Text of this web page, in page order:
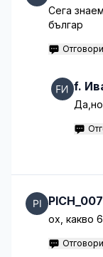
Сега
българ
Отговори
f.
PICH_007
ох, какво
Отговори